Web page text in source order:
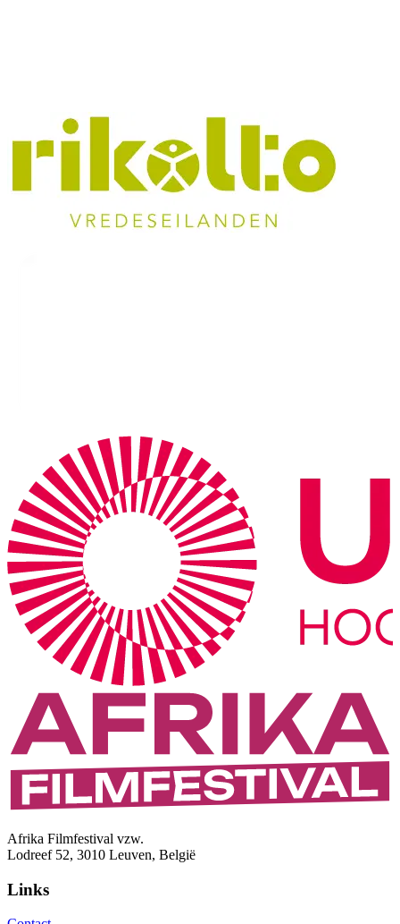
Afrika Filmfestival vzw.
Lodreef 52, 3010 Leuven, België
Links